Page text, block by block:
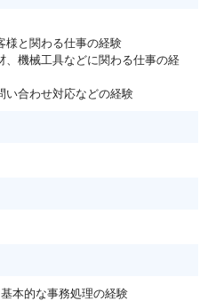
様と関わる仕事の経験
、機械工具などに関わる仕事の経
い合わせ対応などの経験
本的な事務処理の経験